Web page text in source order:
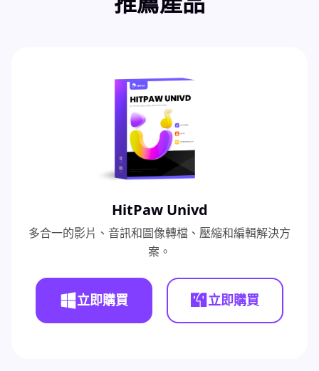
HitPaw Univd
多合一的影片、音訊和圖像轉檔、壓縮和編輯解決方
案。
立即購買 立即購買